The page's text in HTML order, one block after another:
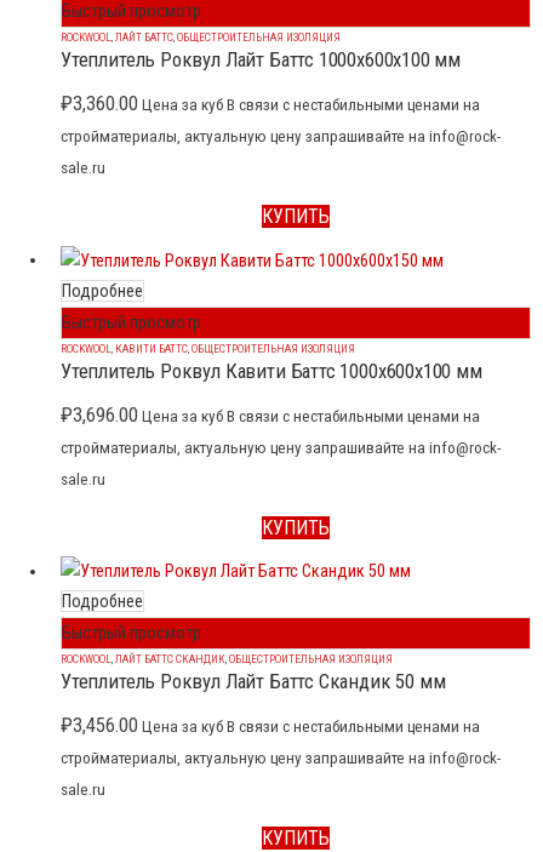
Быстрый просмотр
ROCKWOOL,ЛАЙТ БАТТС,ОБЩЕСТРОИТЕЛЬНАЯ ИЗОЛЯЦИЯ
Утеплитель Роквул Лайт Баттс 1000x600x100 мм
₽3,360.00 Цена за куб В связи с нестабильными ценами на
стройматериалы, актуальную цену запрашивайте на info@rock-
sale.ru
КУПИТЬ
Подробнее
Быстрый просмотр
ROCKWOOL КАВИТИ БАТТС ОБЩЕСТРОИТЕЛЬНАЯ ИЗОЛЯЦИЯ
Утеплитель Роквул Кавити Баттс 1000x600x100 мм
₽3,696.00 Цена за куб В связи с нестабильными ценами на
стройматериалы, актуальную цену запрашивайте на info@rock-
sale.ru
КУПИТЬ
Подробнее
Быстрый просмотр
ROCKWOOL,ЛАЙТ БАТТС СКАНДИК,ОБЩЕСТРОИТЕЛЬНАЯ ИЗОЛЯЦИЯ
Утеплитель Роквул Лайт Баттс Скандик 50 мм
₽3,456.00 Цена за куб В связи с нестабильными ценами на
стройматериалы, актуальную цену запрашивайте на info@rock-
sale.ru
КУПИТЬ